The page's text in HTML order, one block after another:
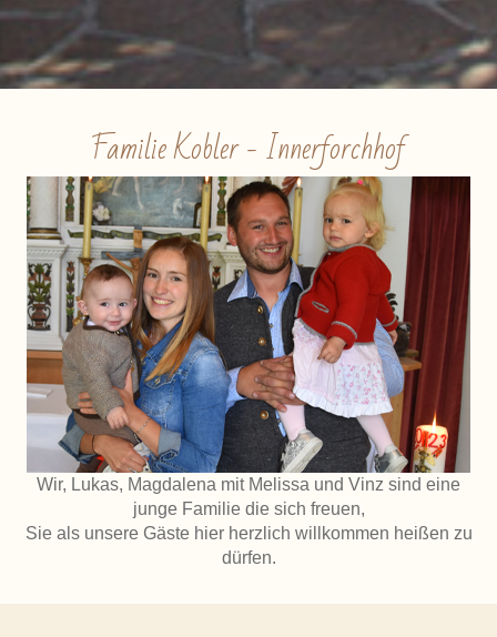
Familie Kobler - Innerforchhof
Wir, Lukas, Magdalena mit Melissa und Vinz sind eine
junge Familie die sich freuen,
Sie als unsere Gäste hier herzlich willkommen heißen zu
dürfen.